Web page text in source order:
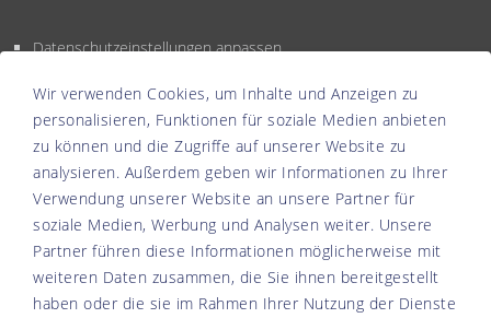
Datenschutzeinstellungen anpassen
Wir verwenden Cookies, um Inhalte und Anzeigen zu
personalisieren, Funktionen für soziale Medien anbieten
zu können und die Zugriffe auf unserer Website zu
analysieren. Außerdem geben wir Informationen zu Ihrer
Verwendung unserer Website an unsere Partner für
soziale Medien, Werbung und Analysen weiter. Unsere
Partner führen diese Informationen möglicherweise mit
weiteren Daten zusammen, die Sie ihnen bereitgestellt
haben oder die sie im Rahmen Ihrer Nutzung der Dienste